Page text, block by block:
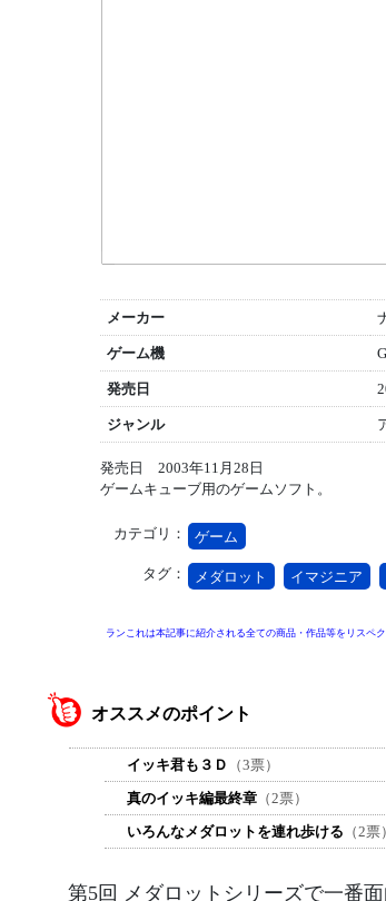
メーカー
ゲーム機
発売日
ジャンル
発売日 2003年11月28日
ゲームキューブ用のゲームソフト。
カテゴリ： ゲーム
タグ： メダロット イマジニア
ランこれは本記事に紹介される全ての商品・作品等をリスペ
オススメのポイント
イッキ君も３Ｄ
（3票）
真のイッキ編最終章 （2票）
いろんなメダロットを連れ歩ける （2票）
第5回 メダロットシリーズで一番